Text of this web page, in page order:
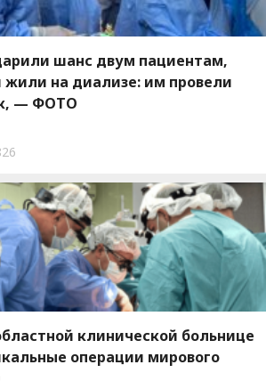
шанс двум пациентам,
на диализе: им провели
— ФОТО
клинической больнице
операции мирового